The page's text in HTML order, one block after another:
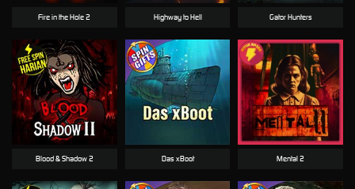
Highway to Hell
Mental 2
Blood & Shadow 2
Gator Hunters
Fire in the Hole 2
Das xBoot